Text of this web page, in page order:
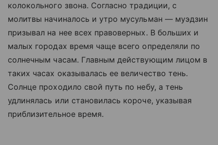
колокольного звона. Согласно традиции, с
молитвы начиналось и утро мусульман — муэдзин
призывал на нее всех правоверных. В больших и
малых городах время чаще всего определяли по
солнечным часам. Главным действующим лицом в
таких часах оказывалась ее величество тень.
Солнце проходило свой путь по небу, а тень
удлинялась или становилась короче, указывая
приблизительное время.